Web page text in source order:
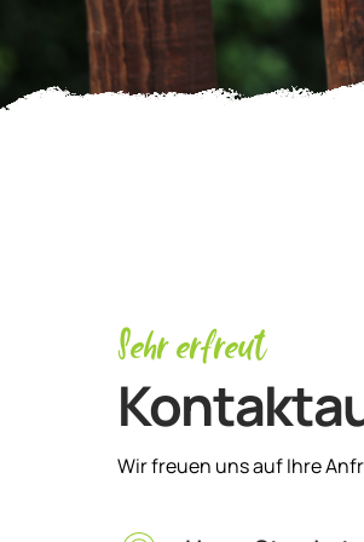
Sehr erfreut
Wir freuen uns auf Ihre